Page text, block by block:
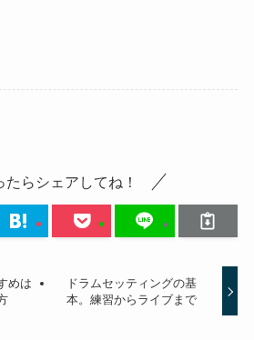
たらシェアしてね！
めは
ドラムセッティングの基
本。練習からライブまで